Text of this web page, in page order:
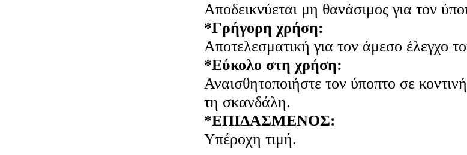
Αποδεικνύεται μη θανάσιμος για τον
*Γρήγορη χρήση:
Αποτελεσματική για τον άμεσο έλεγχο
*Εύκολο στη χρήση:
Αναισθητοποιήστε τον ύποπτο σε
τη σκανδάλη.
*ΕΠΙΔΑΣΜΕΝΟΣ:
Υπέροχη τιμή.